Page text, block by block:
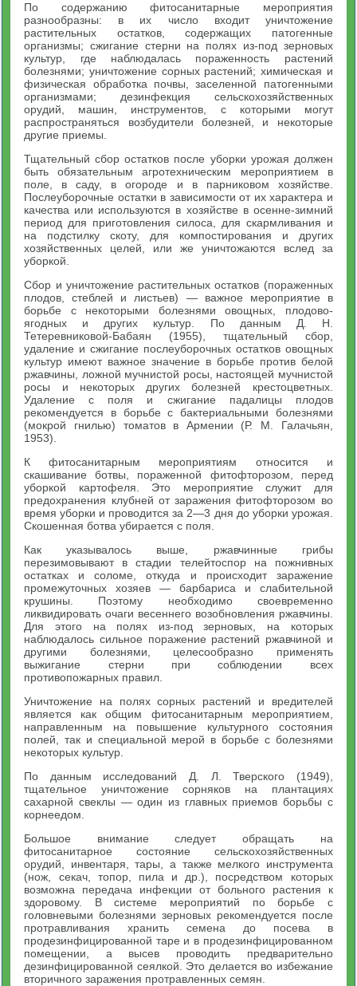
По содержанию фитосанитарные мероприятия
разнообразны: в их число входит уничтожение
растительных остатков, содержащих патогенные
организмы; сжигание стерни на полях из-под зерновых
культур, где наблюдалась пораженность растений
болезнями; уничтожение сорных растений; химическая и
физическая обработка почвы, заселенной патогенными
организмами; дезинфекция сельскохозяйственных
орудий, машин, инструментов, с которыми могут
распространяться возбудители болезней, и некоторые
другие приемы.
Тщательный сбор остатков после уборки урожая должен
быть обязательным агротехническим мероприятием в
поле, в саду, в огороде и в парниковом хозяйстве.
Послеуборочные остатки в зависимости от их характера и
качества или используются в хозяйстве в осенне-зимний
период для приготовления силоса, для скармливания и
на подстилку скоту, для компостирования и других
хозяйственных целей, или же уничтожаются вслед за
уборкой.
Сбор и уничтожение растительных остатков (пораженных
плодов, стеблей и листьев) — важное мероприятие в
борьбе с некоторыми болезнями овощных, плодово-
ягодных и других культур. По данным Д. Н.
Тетеревниковой-Бабаян (1955), тщательный сбор,
удаление и сжигание послеуборочных остатков овощных
культур имеют важное значение в борьбе против белой
ржавчины, ложной мучнистой росы, настоящей мучнистой
росы и некоторых других болезней крестоцветных.
Удаление с поля и сжигание падалицы плодов
рекомендуется в борьбе с бактериальными болезнями
(мокрой гнилью) томатов в Армении (Р. М. Галачьян,
1953).
К фитосанитарным мероприятиям относится и
скашивание ботвы, пораженной фитофторозом, перед
уборкой картофеля. Это мероприятие служит для
предохранения клубней от заражения фитофторозом во
время уборки и проводится за 2—3 дня до уборки урожая.
Скошенная ботва убирается с поля.
Как указывалось выше, ржавчинные грибы
перезимовывают в стадии телейтоспор на пожнивных
остатках и соломе, откуда и происходит заражение
промежуточных хозяев — барбариса и слабительной
крушины. Поэтому необходимо своевременно
ликвидировать очаги весеннего возобновления ржавчины.
Для этого на полях из-под зерновых, на которых
наблюдалось сильное поражение растений ржавчиной и
другими болезнями, целесообразно применять
выжигание стерни при соблюдении всех
противопожарных правил.
Уничтожение на полях сорных растений и вредителей
является как общим фитосанитарным мероприятием,
направленным на повышение культурного состояния
полей, так и специальной мерой в борьбе с болезнями
некоторых культур.
По данным исследований Д. Л. Тверского (1949),
тщательное уничтожение сорняков на плантациях
сахарной свеклы — один из главных приемов борьбы с
корнеедом.
Большое внимание следует обращать на
фитосанитарное состояние сельскохозяйственных
орудий, инвентаря, тары, а также мелкого инструмента
(нож, секач, топор, пила и др.), посредством которых
возможна передача инфекции от больного растения к
здоровому. В системе мероприятий по борьбе с
головневыми болезнями зерновых рекомендуется после
протравливания хранить семена до посева в
продезинфицированной таре и в продезинфицированном
помещении, а высев проводить предварительно
дезинфицированной сеялкой. Это делается во избежание
вторичного заражения протравленных семян.